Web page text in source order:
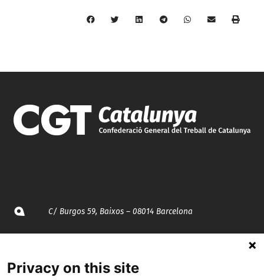
C/ Burgos 59, Baixos – 08014 Barcelona
935 120 481
Privacy on this site